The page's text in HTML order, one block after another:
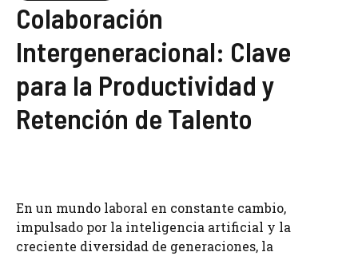
Colaboración
Intergeneracional: Clave
para la Productividad y
Retención de Talento
En un mundo laboral en constante cambio,
impulsado por la inteligencia artificial y la
creciente diversidad de generaciones, la